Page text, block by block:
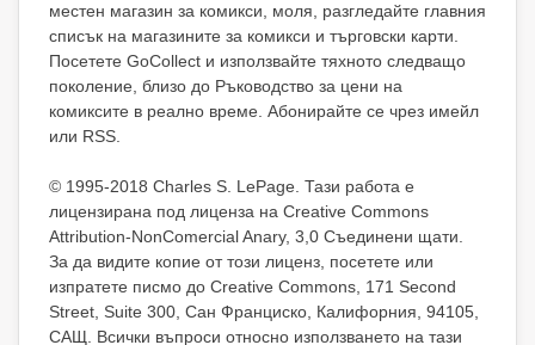
местен магазин за комикси, моля, разгледайте главния
списък на магазините за комикси и търговски карти.
Посетете GoCollect и използвайте тяхното следващо
поколение, близо до Ръководство за цени на
комиксите в реално време. Абонирайте се чрез имейл
или RSS.
© 1995-2018 Charles S. LePage. Тази работа е
лицензирана под лиценза на Creative Commons
Attribution-NonComercial Anary, 3,0 Съединени щати.
За да видите копие от този лиценз, посетете или
изпратете писмо до Creative Commons, 171 Second
Street, Suite 300, Сан Франциско, Калифорния, 94105,
САЩ. Всички въпроси относно използването на тази